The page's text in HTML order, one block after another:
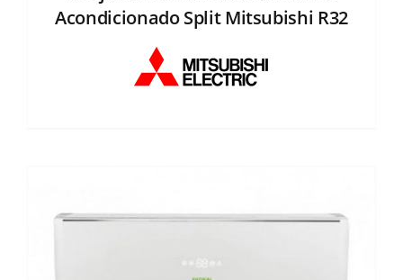
Acondicionado Split Mitsubishi R32